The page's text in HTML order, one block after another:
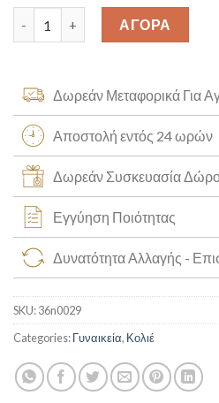
Χρυσό Κολιέ Δάκρυ Ρουμπίνι
ΑΓΟΡΑ
Δωρεάν Μεταφορικά Για
Αποστολή εντός 24 ωρών
Δωρεάν Συσκευασία
Εγγύηση Ποιότητας
Δυνατότητα Αλλαγής -
SKU:36n0029
Categories:Γυναικεία, Κολιέ